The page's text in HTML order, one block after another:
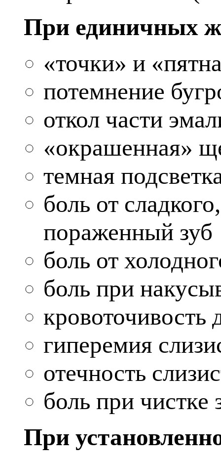
При единичных
«точки» и
потемнение
откол части
«окрашенная»
темная
боль от
пораженный зуб
боль от
боль при
кровоточивость
гиперемия
отечность
боль при
При